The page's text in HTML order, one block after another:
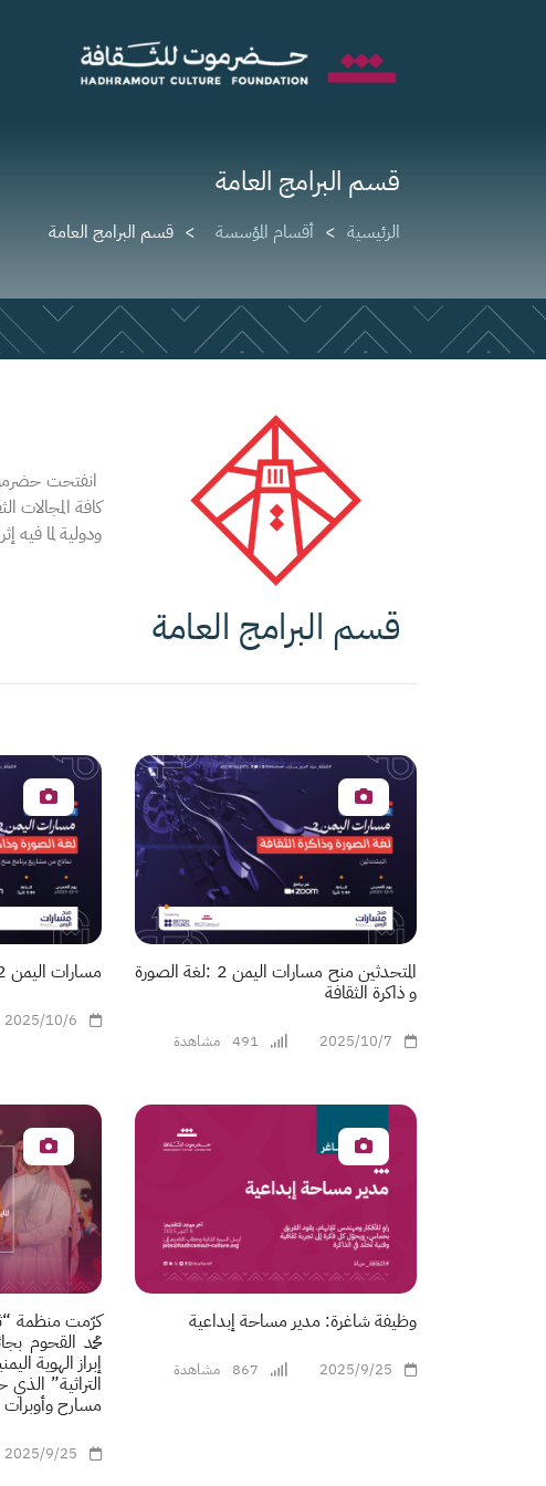
قسم البرامج العامة
الرئيسية أقسام المؤسسة قسم البرامج العامة
قسم البرامج العامة
انفتحت
كافة المجالات
ودولية لما فيه
المتحدثين منح مسارات اليمن 2 :لغة الصورة
و ذاكرة الثقافة
2025/10/7
491 مشاهدة
مسارات اليمن 2: لغة الصورة وذاكرة الثقافة
2025/10/6
وظيفة شاغرة: مدير مساحة إبداعية
2025/9/25
867 مشاهدة
كرّمت منظمة
محمد القحوم
إبراز الهوية
التراثية”
مسارح وأوبرات
2025/9/25